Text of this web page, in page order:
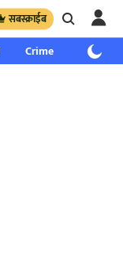
सबस्क्राईब
Crime साप्ताहिक